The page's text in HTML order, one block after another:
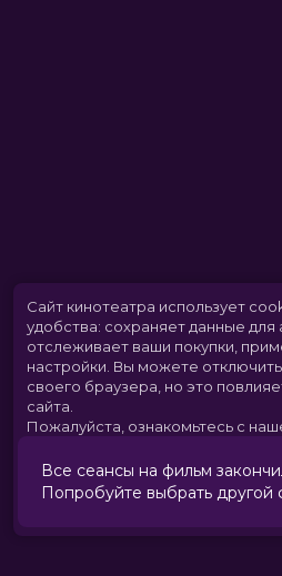
Все сеансы на фильм
Попробуйте выбрать другой
Сайт кинотеатра использует
удобства: сохраняет данные для
отслеживает ваши покупки,
настройки. Вы можете
своего браузера, но это
сайта.
Пожалуйста, ознакомьтесь с